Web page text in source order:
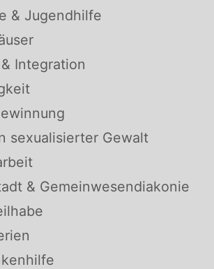
& Jugendhilfe
Integration
sexualisierter Gewalt
& Gemeinwesendiakonie